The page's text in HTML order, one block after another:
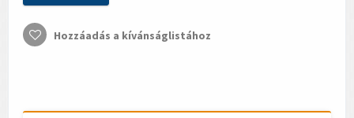
Hozzáadás a kívánságlistához